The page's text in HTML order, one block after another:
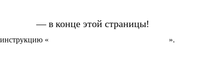
— в конце этой страницы!
«
».